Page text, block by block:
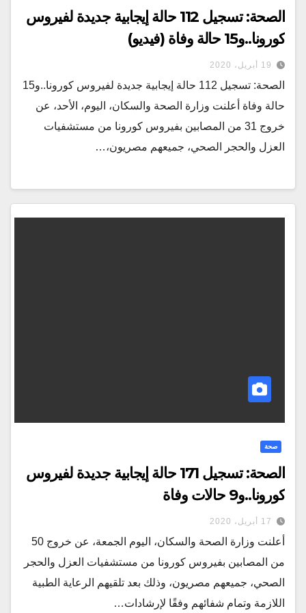
الصحة: تسجيل 112 حالة إيجابية جديدة لفيروس
كورونا..و15 حالة وفاة (فيديو)
19 أبريل، 2020
الصحة: تسجيل 112 حالة إيجابية جديدة لفيروس كورونا..و15
حالة وفاة أعلنت وزارة الصحة والسكان، اليوم، الأحد، عن
خروج 31 من المصابين بفيروس كورونا من مستشفيات
العزل والحجر الصحي، جميعهم مصريون،…
صحة
الصحة: تسجيل 171 حالة إيجابية جديدة لفيروس
كورونا..و9 حالات وفاة
17 أبريل، 2020
أعلنت وزارة الصحة والسكان، اليوم الجمعة، عن خروج 50
من المصابين بفيروس كورونا من مستشفيات العزل والحجر
الصحي، جميعهم مصريون، وذلك بعد تلقيهم الرعاية الطبية
اللازمة وتمام شفائهم وفقًا لإرشادات…